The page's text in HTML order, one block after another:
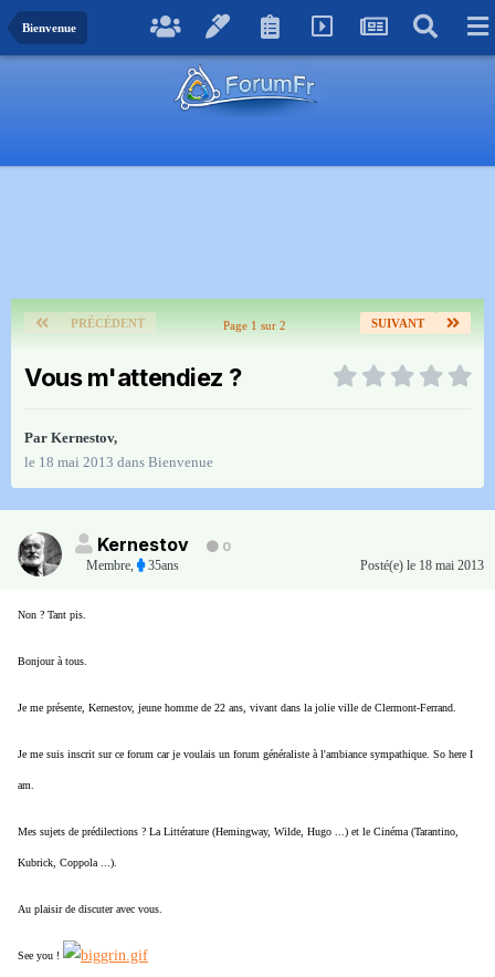
Bienvenue
PRÉCÉDENT SUIVANT
Page 1 sur 2
Vous m'attendiez ?
Par Kernestov,
le 18 mai 2013 dans Bienvenue
Kernestov
0
Membre, 35ans Posté(e) le 18 mai 2013
Non ? Tant pis.
Bonjour à tous.
Je me présente, Kernestov, jeune homme de 22 ans, vivant dans la jolie ville de Clermont-Ferrand.
Je me suis inscrit sur ce forum car je voulais un forum généraliste à l'ambiance sympathique. So here I
am.
Mes sujets de prédilections ? La Littérature (Hemingway, Wilde, Hugo ...) et le Cinéma (Tarantino,
Kubrick, Coppola ...).
Au plaisir de discuter avec vous.
See you !